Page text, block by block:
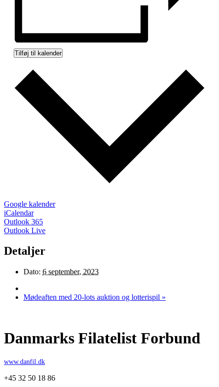
Tilføj til kalender
Google kalender
iCalendar
Outlook 365
Outlook Live
Detaljer
Dato: 6 september, 2023
Mødeaften med 20-lots auktion og lotterispil »
Danmarks Filatelist Forbund
www.danfil.dk
+45 32 50 18 86